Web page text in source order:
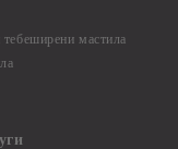
мастила